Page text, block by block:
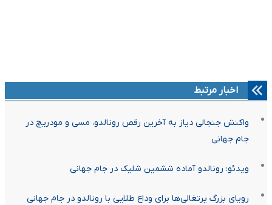
اخبار مرتبط
واکنش جنجالی دیاز به آخرین رقص رونالدو، مسی و مودریچ در
جام جهانی
ویدئو: رونالدو آماده ششمین شلیک در جام جهانی
رویای بزرگ پرتغالی‌ها برای وداع طلایی با رونالدو در جام جهانی